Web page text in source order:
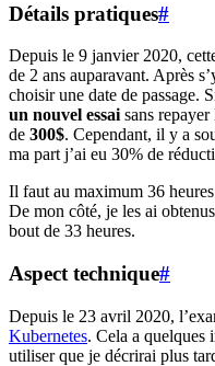
Détails pratiques#
Depuis le 9 janvier 2020,
de 2 ans auparavant. Après
choisir une date de passage.
un nouvel essai sans
de 300$. Cependant, il y a
ma part j’ai eu 30% de
Il faut au maximum 36
De mon côté, je les ai
bout de 33 heures.
Aspect technique#
Depuis le 23 avril 2020,
Kubernetes. Cela a quelques
utiliser que je décrirai plus